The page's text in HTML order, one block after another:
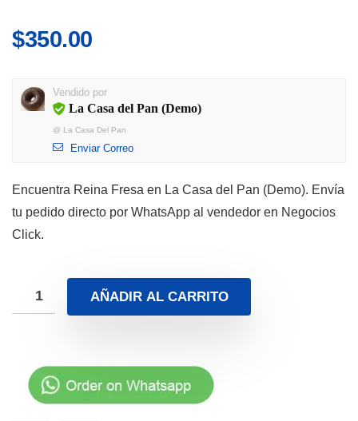
$350.00
Vendido por
La Casa del Pan (Demo)
@ La Casa Del Pan
Enviar Correo
Encuentra Reina Fresa en La Casa del Pan (Demo). Envía
tu pedido directo por WhatsApp al vendedor en Negocios
Click.
AÑADIR AL CARRITO